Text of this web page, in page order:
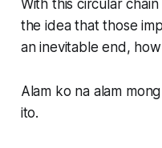
With this circular
the idea that those
an inevitable end,
Alam ko na alam
ito.